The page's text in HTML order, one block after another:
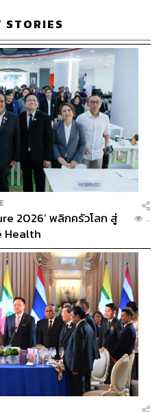
STORIES
2026’ พลิกครัวโลก สู่
Health
...